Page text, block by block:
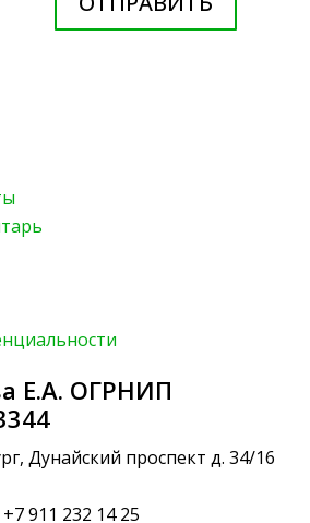
Е.А. ОГРНИП
Дунайский проспект д. 34/16
911 232 14 25